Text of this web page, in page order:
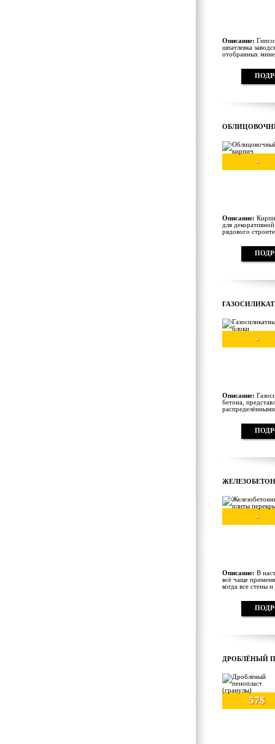
Описание:
шпатлевка
отобранных
-
Описание:
для
рядового
-
Описание:
бетона,
-
Описание: В
всё чаще
когда все стены
ДРОБЛЁНЫЙ
57$